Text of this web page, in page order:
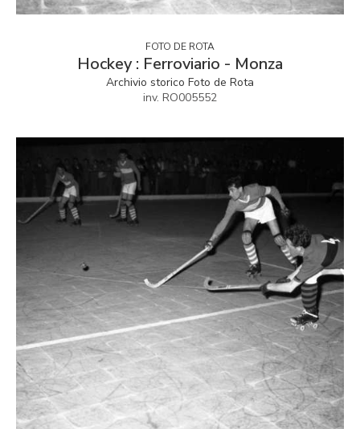
FOTO DE ROTA
Hockey : Ferroviario - Monza
Archivio storico Foto de Rota
inv. RO005552